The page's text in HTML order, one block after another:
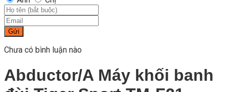
Gửi
Chưa có bình luận nào
Abductor/A Máy khối banh